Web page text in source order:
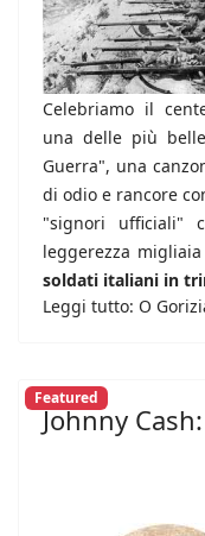
Celebriamo il
una delle più
Guerra", una
di odio e rancore
"signori ufficiali"
leggerezza
soldati italiani in
Leggi tutto: O
Featured
Johnny